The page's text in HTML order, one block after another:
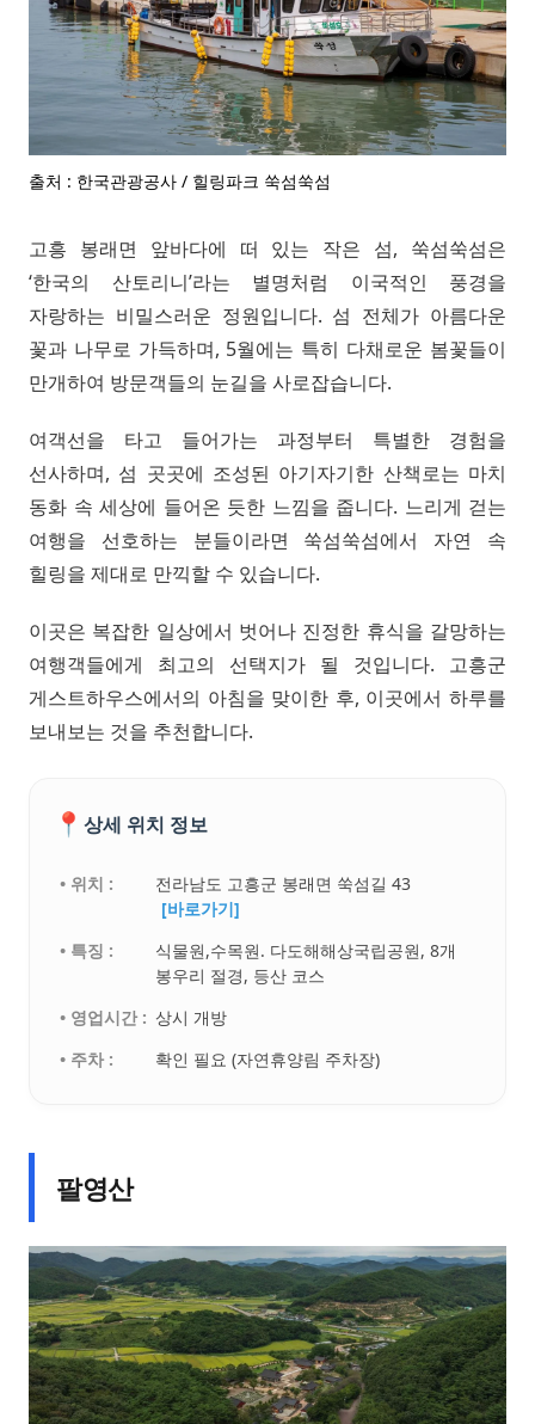
출처 : 한국관광공사 / 힐링파크 쑥섬쑥섬
고흥 봉래면 앞바다에 떠 있는 작은 섬, 쑥섬쑥섬은
‘한국의 산토리니’라는 별명처럼 이국적인 풍경을
자랑하는 비밀스러운 정원입니다. 섬 전체가 아름다운
꽃과 나무로 가득하며, 5월에는 특히 다채로운 봄꽃들이
만개하여 방문객들의 눈길을 사로잡습니다.
여객선을 타고 들어가는 과정부터 특별한 경험을
선사하며, 섬 곳곳에 조성된 아기자기한 산책로는 마치
동화 속 세상에 들어온 듯한 느낌을 줍니다. 느리게 걷는
여행을 선호하는 분들이라면 쑥섬쑥섬에서 자연 속
힐링을 제대로 만끽할 수 있습니다.
이곳은 복잡한 일상에서 벗어나 진정한 휴식을 갈망하는
여행객들에게 최고의 선택지가 될 것입니다. 고흥군
게스트하우스에서의 아침을 맞이한 후, 이곳에서 하루를
보내보는 것을 추천합니다.
📍 상세 위치 정보
• 위치 :
전라남도 고흥군 봉래면 쑥섬길 43
[바로가기]
• 특징 :
식물원,수목원. 다도해해상국립공원, 8개
봉우리 절경, 등산 코스
• 영업시간 : 상시 개방
• 주차 :
확인 필요 (자연휴양림 주차장)
팔영산